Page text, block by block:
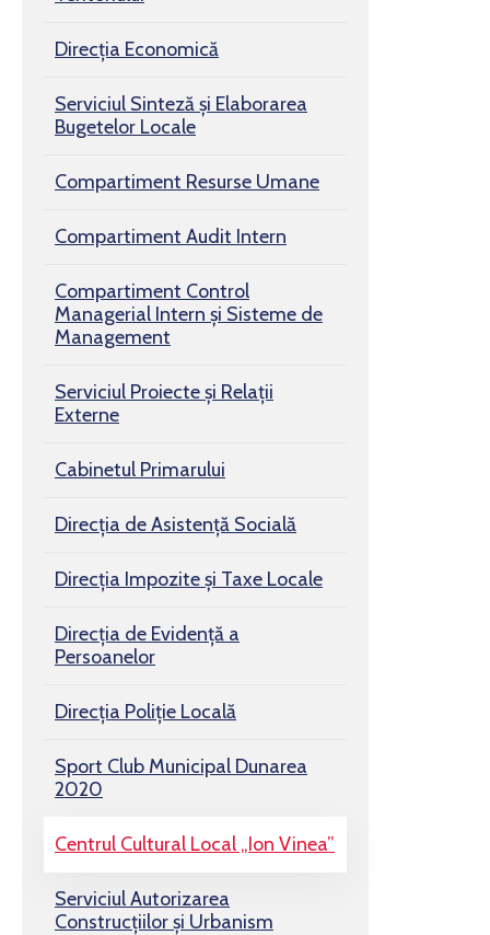
Direcția Economică
Serviciul Sinteză și Elaborarea
Bugetelor Locale
Compartiment Resurse Umane
Compartiment Audit Intern
Compartiment Control
Managerial Intern și Sisteme de
Management
Serviciul Proiecte și Relații
Externe
Cabinetul Primarului
Direcția de Asistență Socială
Direcția Impozite și Taxe Locale
Direcția de Evidență a
Persoanelor
Direcția Poliție Locală
Sport Club Municipal Dunarea
2020
Centrul Cultural Local „Ion Vinea”
Serviciul Autorizarea
Construcțiilor și Urbanism